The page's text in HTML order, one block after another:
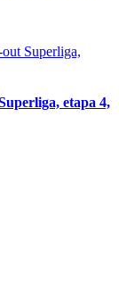
etapa 4,